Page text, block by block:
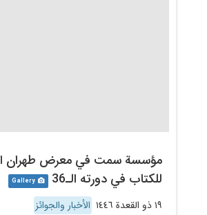
مؤسسة سمت في معرض طهران
للكتاب في دورته الـ36
Gallery
١٩ ذو القعدة ١٤٤٦ الأخبار والجوائز